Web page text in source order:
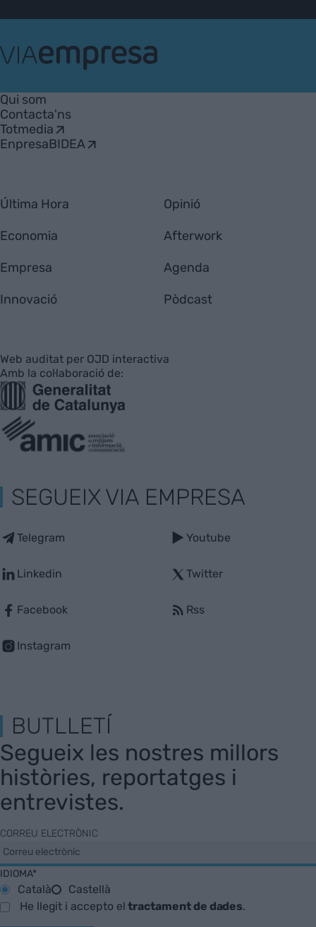
Empresa
Qui som
Contacta'ns
Totmedia
EnpresaBIDEA
Última Hora
Economia
Empresa
Innovació
Opinió
Afterwork
Agenda
Pòdcast
Web auditat per OJD interactiva
Amb la col·laboració de:
SEGUEIX VIA EMPRESA
Telegram
Linkedin
Facebook
Instagram
Youtube
Twitter
Rss
BUTLLETÍ
Segueix les nostres millors
històries, reportatges i
entrevistes.
CORREU ELECTRÒNIC
IDIOMA*
Català
Castellà
He llegit i accepto eltractament de dades.